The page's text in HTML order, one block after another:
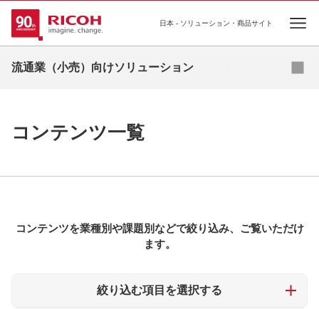
Open
日本 - ソリューション・商品サイト
流通業（小売）向けソリューション
ソリューション
事例
セミナー
コンテンツ一覧
コンテンツを業種別や課題別などで絞り込み、ご覧いただけ
ます。
絞り込む項目を選択する